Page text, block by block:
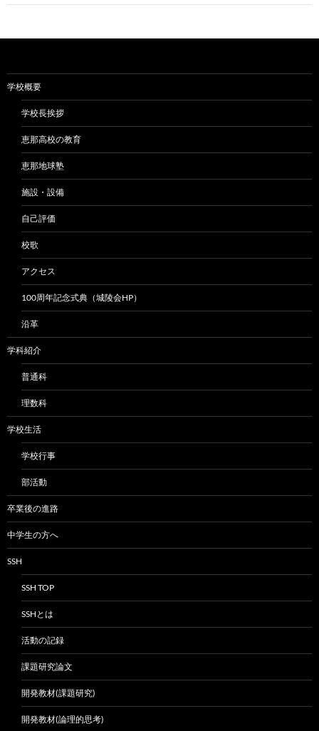
ゲ
ー
ョ
ン
学校概要
学校長挨拶
恵那高校の教育
恵那地球塾
施設・設備
自己評価
校歌
アクセス
100周年記念式典（城陵会HP）
沿革
学科紹介
普通科
理数科
学校生活
学校行事
部活動
卒業後の進路
中学生の方へ
SSH
SSH TOP
SSHとは
活動の記録
課題研究論文
開発教材(課題研究)
開発教材(論理的思考)